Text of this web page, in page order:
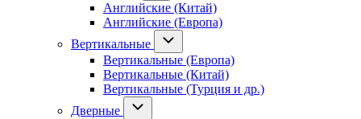
Английские (Китай)
Английские (Европа)
Вертикальные
Вертикальные (Европа)
Вертикальные (Китай)
Вертикальные (Турция и др.)
Дверные